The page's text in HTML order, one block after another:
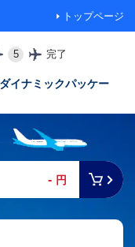
トップページ
5 完了
イナミックパッケー
- 円